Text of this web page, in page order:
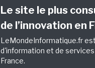
Le site le plus
de l’innovation en
LeMondeInformatique.fr
d'information et de
France.